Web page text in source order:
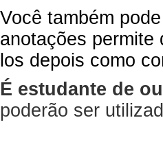
Você também
anotações permite
los depois como
É estudante de
poderão ser